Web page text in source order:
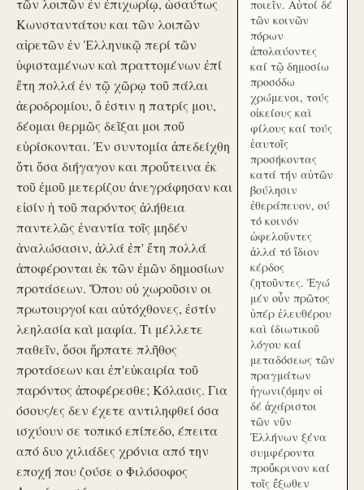
τῶν λοιπῶν ἐν ἐπιχωρίῳ, ὡσαύτως
Κωνσταντάτου και τῶν λοιπῶν
αἱρετῶν ἐν Ἑλληνικῷ περί τῶν
ὑφισταμένων καὶ πραττομένων ἐπί
ἔτη πολλά ἐν τῷ χῶρῳ τοῦ πάλαι
ἀεροδρομίου, ὅ ἐστιν η πατρίς μου,
δέομαι θερμῶς δεῖξαι μοι ποῦ
εὑρίσκονται. Ἐν συντομία ἀπεδείχθη
ὅτι ὅσα διήγαγον και προὔτεινα ἐκ
τοῦ ἐμοῦ μετερίζου ἀνεγράφησαν και
εἰσίν ἡ τοῦ παρόντος ἀλήθεια
παντελῶς ἐναντία τοῖς μηδέν
ἀναλώσασιν, ἀλλά ἐπ' ἔτη πολλά
ἀποφέρονται ἐκ τῶν ἐμῶν δημοσίων
προτάσεων. Ὅπου οὐ χωροῦσιν οι
πρωτουργοί και αὐτόχθονες, ἐστίν
λεηλασία καὶ μαφία. Τι μέλλετε
παθεῖν, ὅσοι ἥρπατε πλῆθος
προτάσεων και ἐπ'εὐκαιρία τοῦ
παρόντος ἀποφέρεσθε; Κόλασις. Για
όσους/ες δεν έχετε αντιληφθεί όσα
ισχύουν σε τοπικό επίπεδο, έπειτα
από δυο χιλιάδες χρόνια από την
εποχή που ζούσε ο Φιλόσοφος
ποιεῖν. Αὐτοί δέ
τῶν κοινῶν
πόρων
ἀπολαύοντες
καί τῷ δημοσίω
προσόδω
χρώμενοι, τούς
οἰκείους καὶ
φίλους καί τούς
ἑαυτοῖς
προσήκοντας
κατά τήν αὑτῶν
βούλησιν
ἐθεράπευον, ού
τό κοινόν
ὠφελοῦντες
ἀλλά τό ἴδιον
κέρδος
ζητοῦντες. Ἐγώ
μέν οὖν πρῶτος
ὑπέρ ἐλευθέρου
καὶ ίδιωτικοῦ
λόγου καί
μεταδόσεως τῶν
πραγμάτων
ἠγωνιζόμην οἱ
δέ ἀχάριστοι
τῶν νῦν
Ἑλλήνων ξένα
συμφέροντα
προὔκρινον καί
τοῖς ἔξωθεν